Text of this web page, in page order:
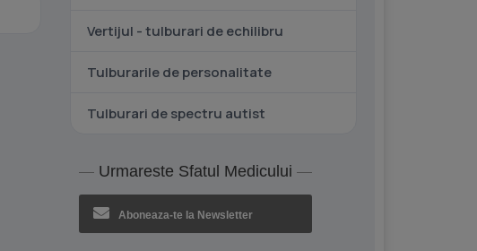
Vertijul - tulburari de echilibru
Tulburarile de personalitate
Tulburari de spectru autist
Urmareste Sfatul Medicului
Aboneaza-te la Newsletter